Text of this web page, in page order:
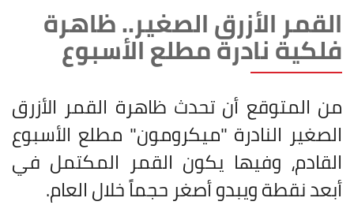
القمر الأزرق الصغير.. ظاهرة
فلكية نادرة مطلع الأسبوع
من المتوقع أن تحدث ظاهرة القمر الأزرق
الصغير النادرة "ميكرومون" مطلع الأسبوع
القادم، وفيها يكون القمر المكتمل في
أبعد نقطة ويبدو أصغر حجماً خلال العام.